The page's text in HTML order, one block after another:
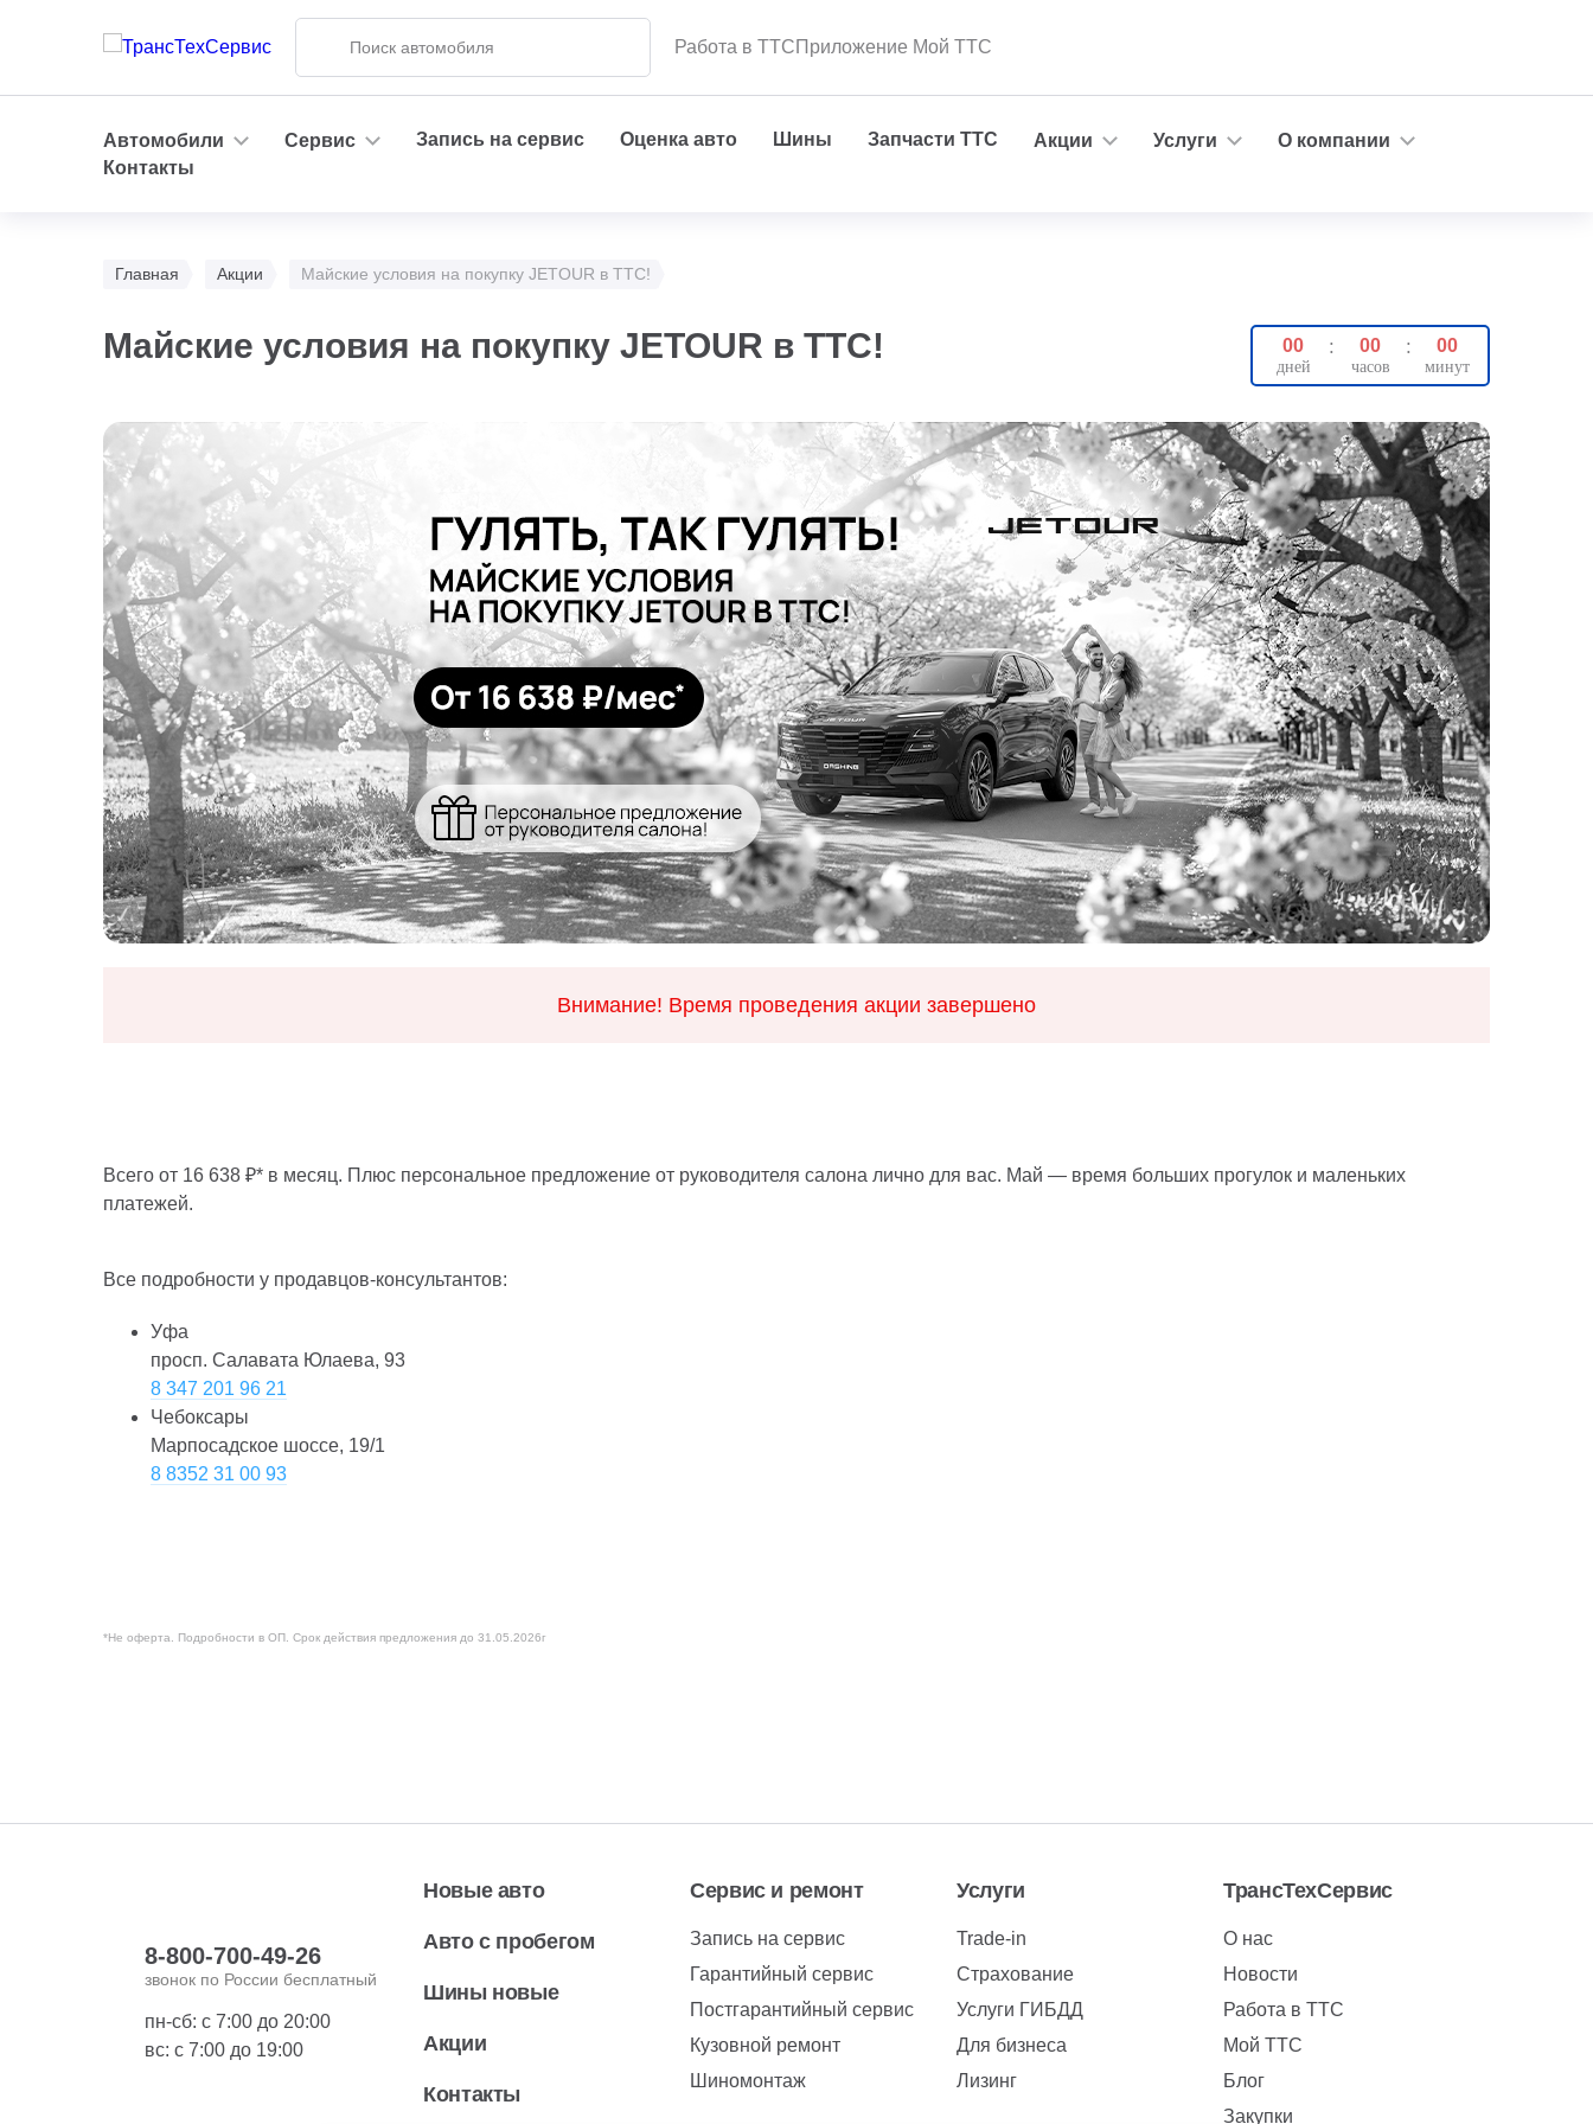
Работа в ТТСПриложение Мой ТТС
Автомобили Сервис Запись на сервис Оценка авто Шины Запчасти ТТС Акции Услуги
О компании
Контакты
Главная Акции Майские условия на покупку JETOUR в ТТС!
Майские условия на покупку JETOUR в ТТС! 00 : 00 : 00
Внимание! Время проведения акции завершено
Всего от 16 638 ₽* в месяц. Плюс персональное предложение от руководителя салона лично для вас. Май — время больших прогулок и маленьких
платежей.
Все подробности у продавцов-консультантов:
Уфа
просп. Салавата Юлаева, 93
8 347 201 96 21
Чебоксары
Марпосадское шоссе, 19/1
8 8352 31 00 93
*Не оферта. Подробности в ОП. Срок действия предложения до 31.05.2026г
8-800-700-49-26
звонок по России бесплатный
пн-сб: с 7:00 до 20:00
вс: с 7:00 до 19:00
Новые авто
Авто с пробегом
Шины новые
Акции
Контакты
Сервис и ремонт
Запись на сервис
Гарантийный сервис
Постгарантийный сервис
Кузовной ремонт
Шиномонтаж
Услуги
Trade-in
Страхование
Услуги ГИБДД
Для бизнеса
Лизинг
ТрансТехСервис
О нас
Новости
Работа в ТТС
Мой ТТС
Блог
Закупки